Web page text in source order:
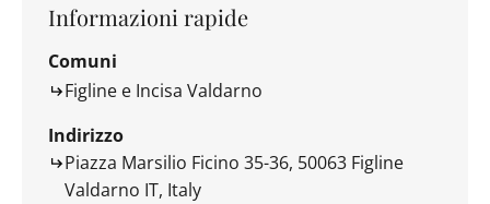
Informazioni rapide
Comuni
Figline e Incisa Valdarno
Indirizzo
Piazza Marsilio Ficino 35-36, 50063 Figline
Valdarno IT, Italy